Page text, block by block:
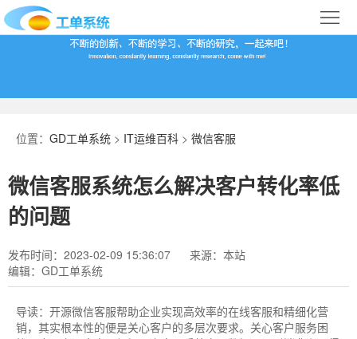
首
百
下
于
们
行
导
位置： GD工单系统 > IT运维百科 > 微信客服
微信客服系统怎么解决客户转化率低
的问题
发布时间：2023-02-09 15:36:07
来源：本站
编辑：GD工单系统
导读： 开源微信客服帮助企业实现高效率的在线客服和精细化营
销，其实根本性的便是关心客户的多层次要求。关心客户服务困